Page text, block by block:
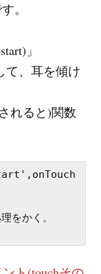
。
」
て、耳を傾け
れると)関数